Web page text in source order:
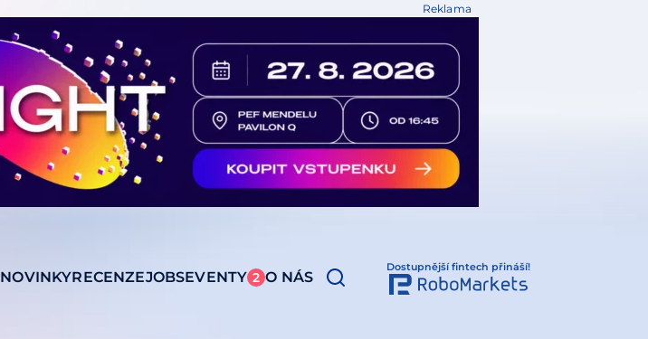
Reklama
NOVINKYRECENZEJOBSEVENTY 2 O NÁS
Dostupnější fintech přináší!